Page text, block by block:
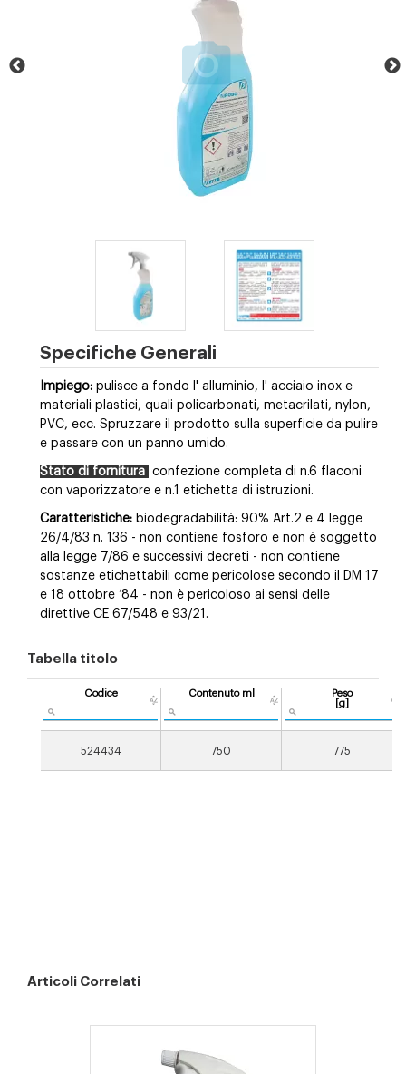
Specifiche Generali
Impiego: pulisce a fondo l' alluminio, l' acciaio inox e
materiali plastici, quali policarbonati, metacrilati, nylon,
PVC, ecc. Spruzzare il prodotto sulla superficie da pulire
e passare con un panno umido.
Stato di fornitura confezione completa di n.6 flaconi
con vaporizzatore e n.1 etichetta di istruzioni.
Caratteristiche: biodegradabilità: 90% Art.2 e 4 legge
26/4/83 n. 136 - non contiene fosforo e non è soggetto
alla legge 7/86 e successivi decreti - non contiene
sostanze etichettabili come pericolose secondo il DM 17
e 18 ottobre ‘84 - non è pericoloso ai sensi delle
direttive CE 67/548 e 93/21.
Tabella titolo
Codice Contenuto ml
Peso
[g]
524434 750 775
Articoli Correlati